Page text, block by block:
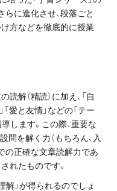
に進化させ、段落ごと
方などを徹底的に授業
解（精読）に加え、「自
「愛と友情」などの「テー
します。この際、重要な
問を解く力（もちろん、入
の正確な文章読解力であ
れたものです。
解」が得られるのでしょ